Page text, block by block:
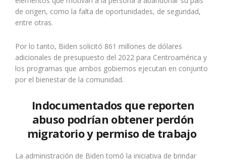
de origen, como la falta de oportunidades, de seguridad,
entre otras.
Por lo tanto, Biden solicitó 861 millones de dólares
adicionales de presupuesto del 2022 para Centroamérica y
los programas que ambos gobiernos ejecutan en conjunto
por el bienestar de la comunidad.
Indocumentados que reporten
abuso podrían obtener perdón
migratorio y permiso de trabajo
La administración de Biden tomó la iniciativa de brindar